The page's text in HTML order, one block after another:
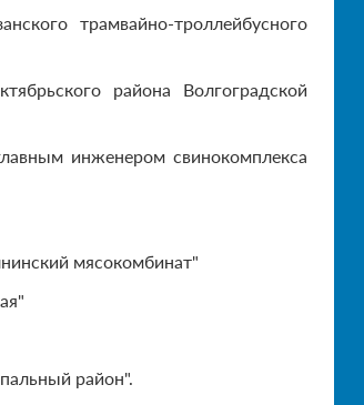
трамвайно-троллейбусного
района Волгоградской
инженером свинокомплекса
мясокомбинат"
район".